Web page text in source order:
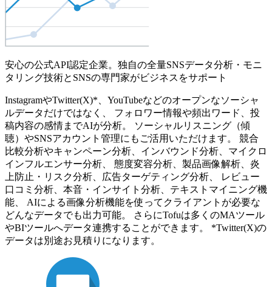
安心の公式API認定企業。独自の全量SNSデータ分析・モニ
タリング技術とSNSの専門家がビジネスをサポート
InstagramやTwitter(X)*、YouTubeなどのオープンなソーシャ
ルデータだけではなく、 フォロワー情報や頻出ワード、投
稿内容の感情までAIが分析。 ソーシャルリスニング（傾
聴）やSNSアカウント管理にもご活用いただけます。 競合
比較分析やキャンペーン分析、インバウンド分析、マイクロ
インフルエンサー分析、 態度変容分析、製品画像解析、炎
上防止・リスク分析、広告ターゲティング分析、 レビュー
口コミ分析、本音・インサイト分析、テキストマイニング機
能、 AIによる画像分析機能を使ってクライアントが必要な
どんなデータでも出力可能。 さらにTofuは多くのMAツール
やBIツールへデータ連携することができます。 *Twitter(X)の
データは別途お見積りになります。